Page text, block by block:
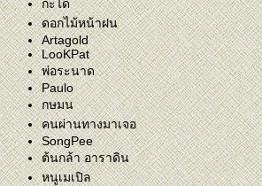
กะได
ดอกไม้หน้าฝน
Artagold
LooKPat
พ่อระนาด
Paulo
กษมน
คนผ่านทางมาเจอ
SongPee
ต้นกล้า อาราดิน
หนูเมเปิล